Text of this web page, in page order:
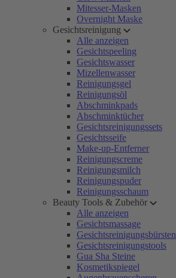
Mitesser-Masken
Overnight Maske
Gesichtsreinigung
Alle anzeigen
Gesichtspeeling
Gesichtswasser
Mizellenwasser
Reinigungsgel
Reinigungsöl
Abschminkpads
Abschminktücher
Gesichtsreinigungssets
Gesichtsseife
Make-up-Entferner
Reinigungscreme
Reinigungsmilch
Reinigungspuder
Reinigungsschaum
Beauty Tools & Zubehör
Alle anzeigen
Gesichtsmassage
Gesichtsreinigungsbürsten
Gesichtsreinigungstools
Gua Sha Steine
Kosmetikspiegel